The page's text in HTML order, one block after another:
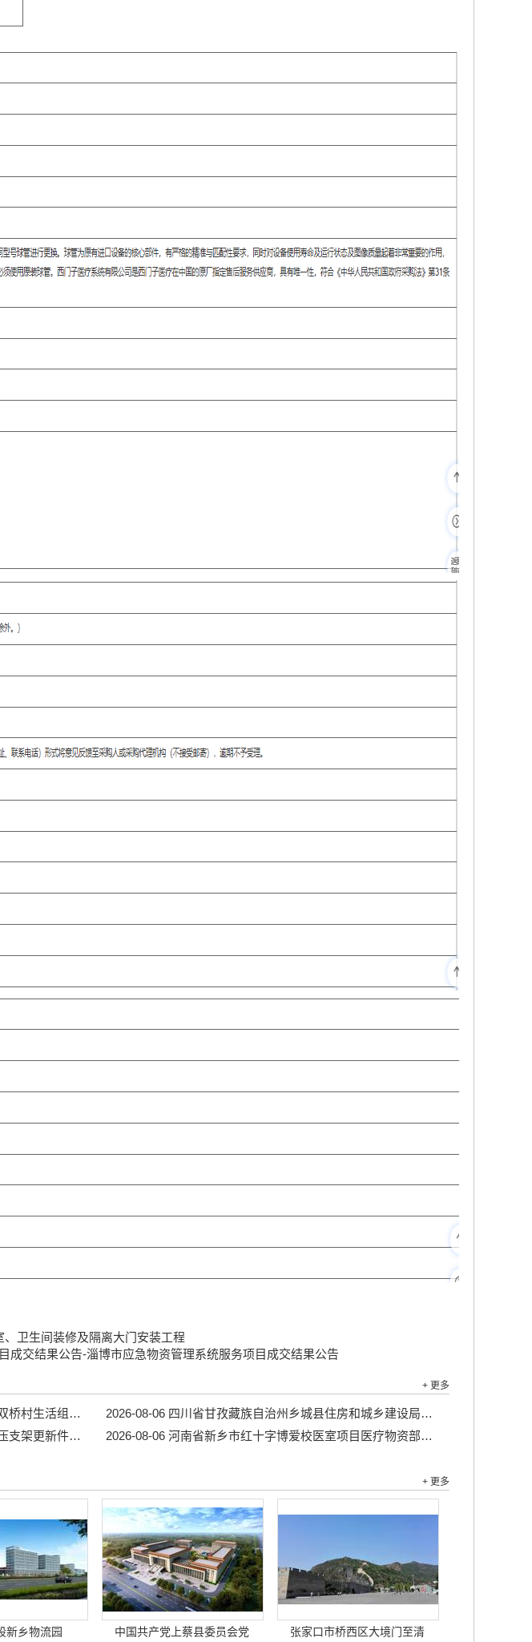
卫生间装修及隔离大门安装工程
成交结果公告-淄博市应急物资管理系统服务项目成交结果公告
+ 更多
组道路工程... 2026-08-06 四川省甘孜藏族自治州乡城县住房和城乡建设局乡城县城区主街巷环境整治及绿地配套工程竞争性磋商公告...
项目招标公告... 2026-08-06 河南省新乡市红十字博爱校医室项目医疗物资部分...
+ 更多
新乡物流园 中国共产党上蔡县委员会党 张家口市桥西区大境门至清